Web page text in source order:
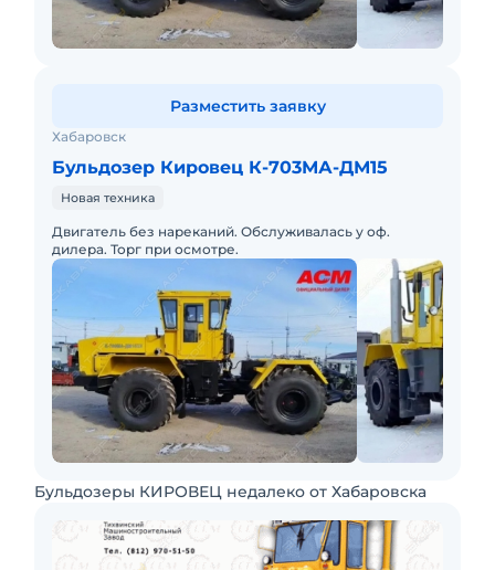
Хабаровск
Бульдозер Кировец К-703МА-ДМ15
Новая техника
Двигатель без нареканий. Обслуживалась у оф.
дилера. Торг при осмотре.
Разместить заявку
Бульдозеры КИРОВЕЦ недалеко от Хабаровска